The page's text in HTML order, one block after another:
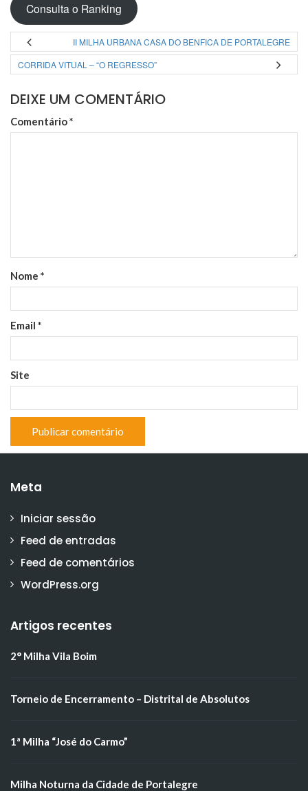
Consulta o Ranking
II MILHA URBANA CASA DO BENFICA DE PORTALEGRE
CORRIDA VITUAL – “O REGRESSO”
DEIXE UM COMENTÁRIO
Comentário*
Nome *
Email *
Site
Meta
Iniciar sessão
Feed de entradas
Feed de comentários
WordPress.org
Artigos recentes
2° Milha Vila Boim
Torneio de Encerramento – Distrital de Absolutos
1ª Milha “José do Carmo”
Milha Noturna da Cidade de Portalegre